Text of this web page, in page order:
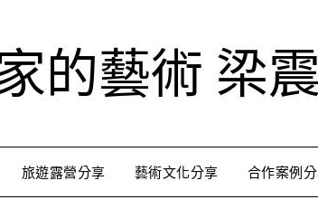
的藝術 梁
旅遊露營分享 藝術文化分享 合作案例